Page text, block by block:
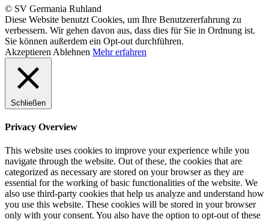
© SV Germania Ruhland
Diese Website benutzt Cookies, um Ihre Benutzererfahrung zu
verbessern. Wir gehen davon aus, dass dies für Sie in Ordnung ist.
Sie können außerdem ein Opt-out durchführen.
Akzeptieren Ablehnen Mehr erfahren
Schließen
Privacy Overview
This website uses cookies to improve your experience while you
navigate through the website. Out of these, the cookies that are
categorized as necessary are stored on your browser as they are
essential for the working of basic functionalities of the website. We
also use third-party cookies that help us analyze and understand how
you use this website. These cookies will be stored in your browser
only with your consent. You also have the option to opt-out of these